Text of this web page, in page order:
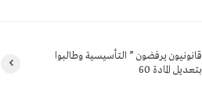
قانونيون يرفضون ” التأسيسية وطالبوا
بتعديل المادة 60